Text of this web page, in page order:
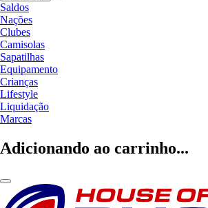
Saldos
Nações
Clubes
Camisolas
Sapatilhas
Equipamento
Crianças
Lifestyle
Liquidação
Marcas
Adicionando ao carrinho...